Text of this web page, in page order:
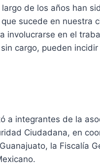
de los años han
sucede en nuestra
involucrarse en el
cargo, pueden
a integrantes de la
Ciudadana, en
la Fiscalía